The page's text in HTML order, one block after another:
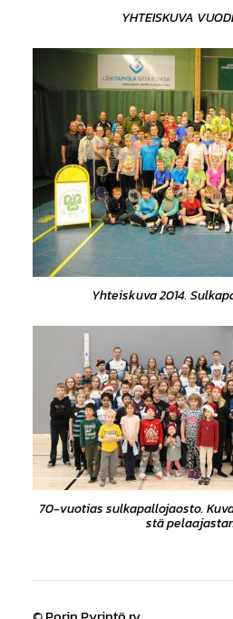
YHTEISKUVA
Yhteiskuva 2014.
70-vuotias sulkapallojaosto.
stä